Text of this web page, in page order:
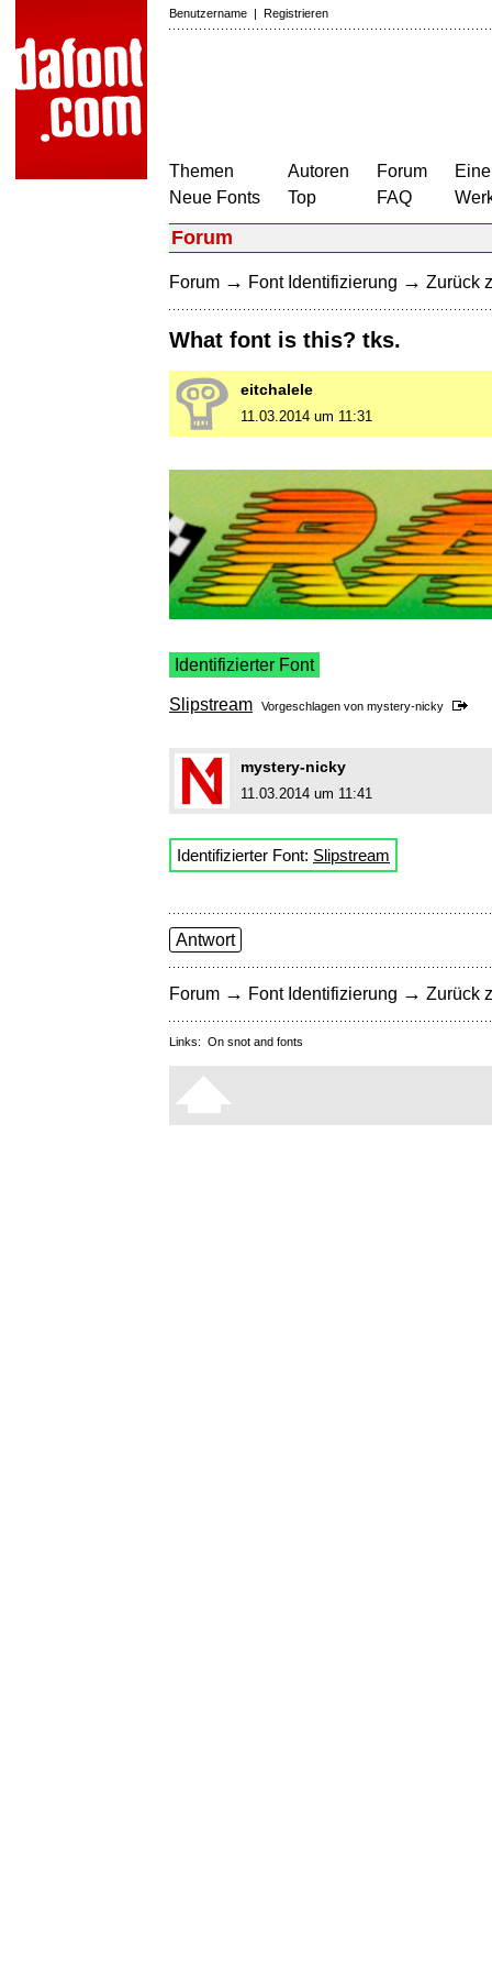
Benutzername | Registrieren
Themen
Neue Fonts
Autoren
Top
Forum
FAQ
Forum
Forum → Font Identifizierung → Zurück
What font is this? tks.
eitchalele
11.03.2014 um 11:31
Identifizierter Font
Slipstream Vorgeschlagen von mystery-nicky
mystery-nicky
11.03.2014 um 11:41
Identifizierter Font: Slipstream
Antwort
Forum → Font Identifizierung → Zurück
Links: On snot and fonts